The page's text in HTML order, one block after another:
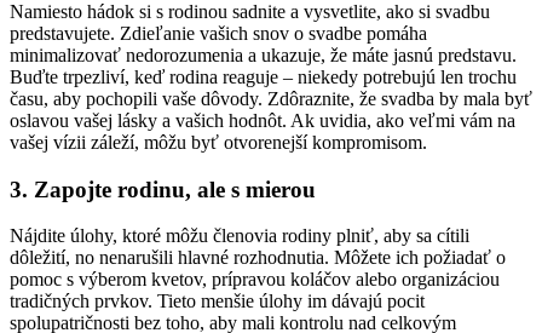
Namiesto hádok si s rodinou sadnite a vysvetlite, ako si svadbu
predstavujete. Zdieľanie vašich snov o svadbe pomáha
minimalizovať nedorozumenia a ukazuje, že máte jasnú predstavu.
Buďte trpezliví, keď rodina reaguje – niekedy potrebujú len trochu
času, aby pochopili vaše dôvody. Zdôraznite, že svadba by mala byť
oslavou vašej lásky a vašich hodnôt. Ak uvidia, ako veľmi vám na
vašej vízii záleží, môžu byť otvorenejší kompromisom.
3. Zapojte rodinu, ale s mierou
Nájdite úlohy, ktoré môžu členovia rodiny plniť, aby sa cítili
dôležití, no nenarušili hlavné rozhodnutia. Môžete ich požiadať o
pomoc s výberom kvetov, prípravou koláčov alebo organizáciou
tradičných prvkov. Tieto menšie úlohy im dávajú pocit
spolupatričnosti bez toho, aby mali kontrolu nad celkovým